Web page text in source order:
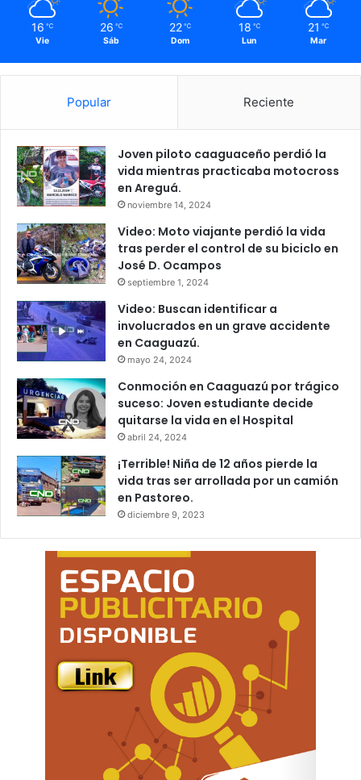
16 ℃
Vie
26 ℃
Sáb
22 ℃
Dom
18 ℃
Lun
21 ℃
Mar
Popular Reciente
Joven piloto caaguaceño perdió la
vida mientras practicaba motocross
en Areguá.
noviembre 14, 2024
Video: Moto viajante perdió la vida
tras perder el control de su biciclo en
José D. Ocampos
septiembre 1, 2024
Video: Buscan identificar a
involucrados en un grave accidente
en Caaguazú.
mayo 24, 2024
Conmoción en Caaguazú por trágico
suceso: Joven estudiante decide
quitarse la vida en el Hospital
abril 24, 2024
¡Terrible! Niña de 12 años pierde la
vida tras ser arrollada por un camión
en Pastoreo.
diciembre 9, 2023